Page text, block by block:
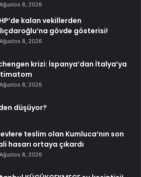
Ağustos 8, 2026
kalan vekillerden
gövde gösterisi!
Ağustos 8, 2026
krizi: İspanya’dan İtalya’ya
Ağustos 8, 2026
düşüyor?
teslim olan Kumluca’nın son
hasarı ortaya çıkardı
Ağustos 8, 2026